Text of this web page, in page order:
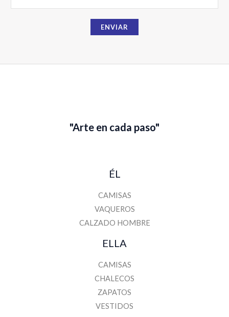
l
m
ENVIAR
"Arte en cada paso"
ÉL
CAMISAS
VAQUEROS
CALZADO HOMBRE
ELLA
CAMISAS
CHALECOS
ZAPATOS
VESTIDOS